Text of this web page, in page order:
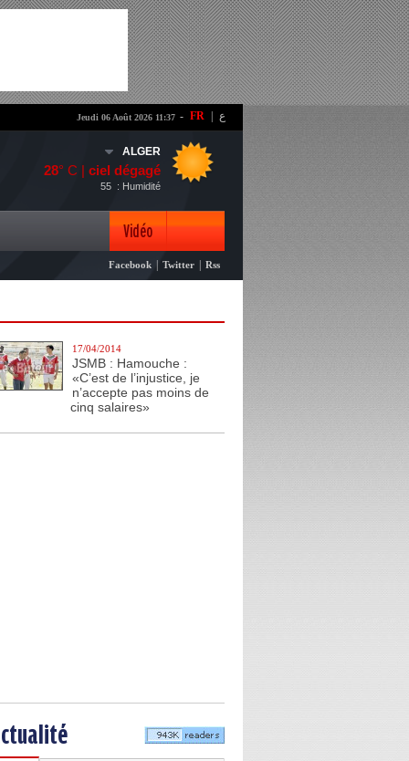
- FR ع Jeudi 06 Août 2026 11:37
ALGER
28° C | ciel dégagé
: Humidité
55
Vidéo
Photo
Facebook Twitter Rss
17/04/2014
JSMB : Hamouche :
«C’est de l’injustice, je
n’accepte pas moins de
cinq salaires»